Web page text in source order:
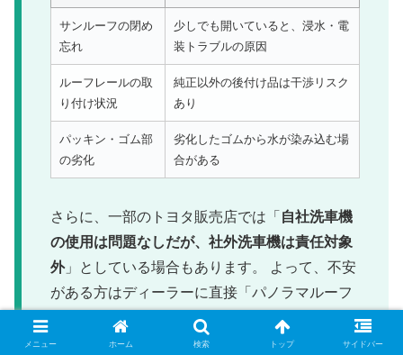
サンルーフの閉め
忘れ
少しでも開いていると、浸水・電
装トラブルの原因
ルーフレールの取
り付け状況
純正以外の後付け品は干渉リスク
あり
パッキン・ゴム部
の劣化
劣化したゴムから水が染み込む場
合がある
さらに、一部のトヨタ販売店では「 自社洗車機
の使用は問題なしだが、社外洗車機は責任対象
外」としている場合もあります。 よって、不安
がある方はディーラーに直接「パノラマルーフ
車の洗車機可否」について問い合わせると安心
です。
メニュー ホーム 検索 トップ サイドバー